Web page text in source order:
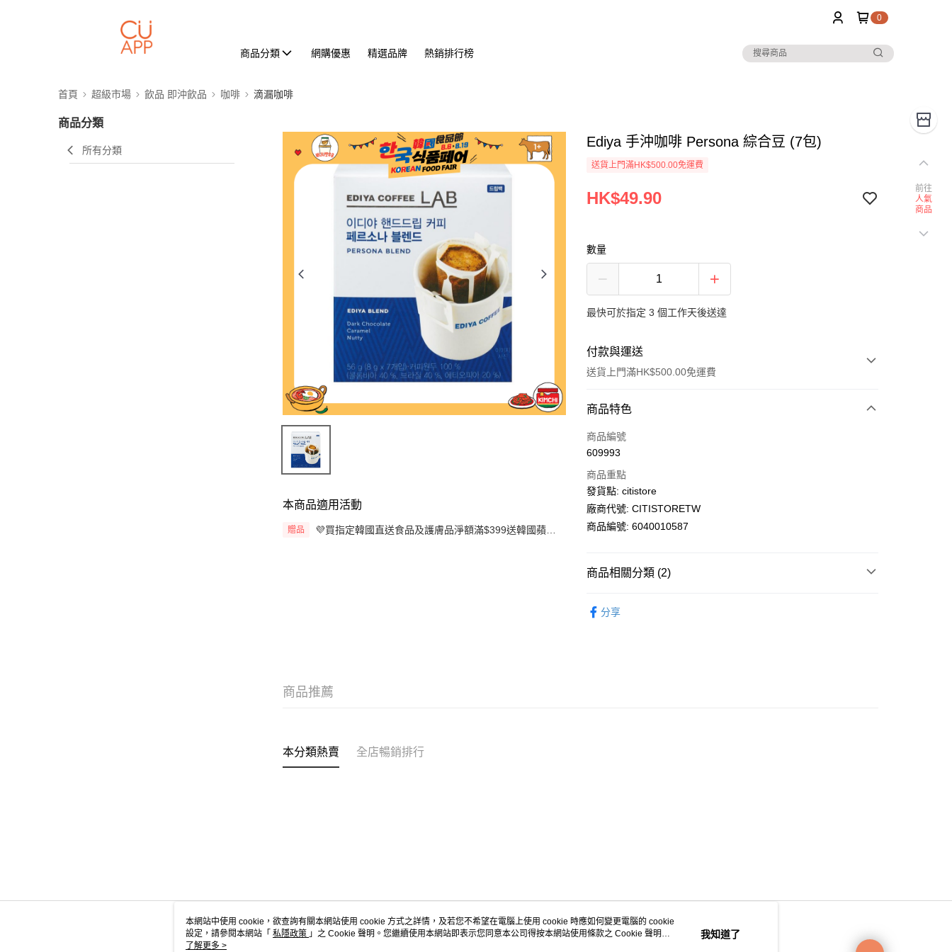
0
商品分類 網購優惠 精選品牌 熱銷排行榜
首頁 超級市場 飲品 即沖飲品 咖啡 滴漏咖啡
商品分類
所有分類
本商品適用活動
贈品
💜買指定韓國直送食品及護膚品淨額滿$399送韓國蘋果
Ediya 手沖咖啡 Persona 綜合豆 (7包)
送貨上門滿HK$500.00免運費
HK$49.90
數量
最快可於指定 3 個工作天後送達
付款與運送
送貨上門滿HK$500.00免運費
付款方式
信用卡
PayMe
WeChat Pay
每筆HK$100.00，滿HK$500.00或以上免運費
商品特色
商品編號
609993
商品重點
發貨點: citistore
廠商代號: CITISTORETW
商品編號: 6040010587
商品相關分類 (2)
分享
商品推薦
本分類熱賣 全店暢銷排行
關於我們 客戶服務
前往
人氣
商品
本網站中使用 cookie，欲查詢有關本網站使用 cookie 方式之詳情，及若您不希望在電腦上使用 cookie 時應如何變更電腦的 cookie
設定，請參閱本網站「 私隱政策 」之 Cookie 聲明。您繼續使用本網站即表示您同意本公司得按本網站使用條款之 Cookie 聲明使
用 cookie。
了解更多 >
我知道了